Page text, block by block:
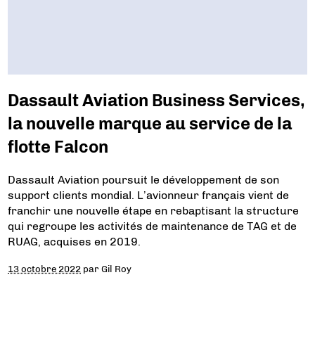
Dassault Aviation Business Services,
la nouvelle marque au service de la
flotte Falcon
Dassault Aviation poursuit le développement de son
support clients mondial. L’avionneur français vient de
franchir une nouvelle étape en rebaptisant la structure
qui regroupe les activités de maintenance de TAG et de
RUAG, acquises en 2019.
13 octobre 2022 parGil Roy